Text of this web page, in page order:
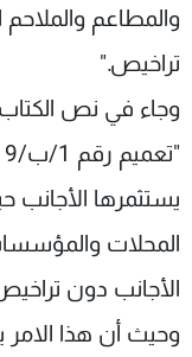
والمطاعم والملاحم
تراخيص."
وجاء في نص
يستثمرها الأجانب
المحلات
الأجانب دون
وحيث أن هذا الامر